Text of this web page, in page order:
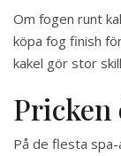
Om fogen runt
köpa fog finish
kakel gör stor
Pricken
På de flesta